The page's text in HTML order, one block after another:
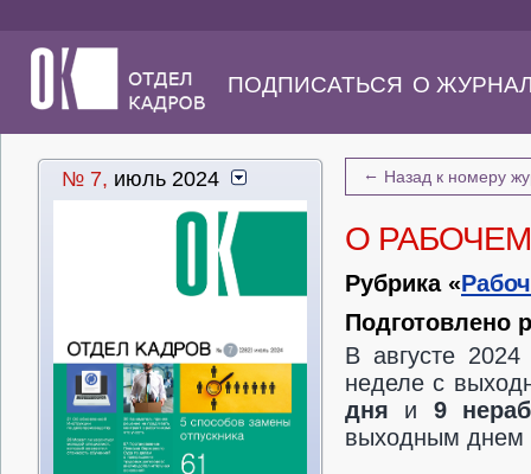
ПОДПИСАТЬСЯ О
№ 7, июль 2024 ← Назад к номеру
О
Рубрика «
Подготовлено
В августе
неделе с
дня и 9
выходным днем